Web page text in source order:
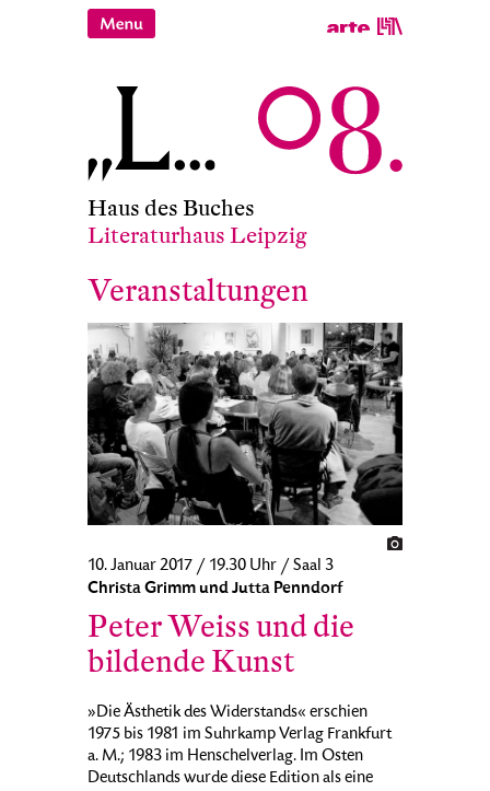
Haus des Buches
Literaturhaus Leipzig
Veranstaltungen
10. Januar 2017 / 19.30 Uhr / Saal 3
Christa Grimm und Jutta Penndorf
Peter Weiss und die
bildende Kunst
»Die Ästhetik des Widerstands« erschien
1975 bis 1981 im Suhrkamp Verlag Frankfurt
a. M.; 1983 im Henschelverlag. Im Osten
Deutschlands wurde diese Edition als eine